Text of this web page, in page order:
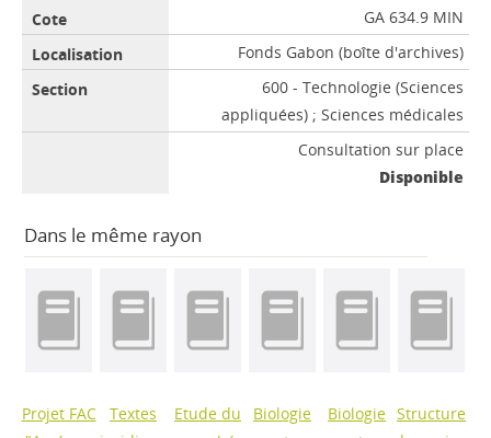
GA 634.9 MIN
Fonds Gabon (boîte d'archives)
600 - Technologie (Sciences
appliquées) ; Sciences médicales
Consultation sur place
Disponible
Dans le même rayon
Projet FAC
Textes
Etude du
Biologie
Biologie Structure